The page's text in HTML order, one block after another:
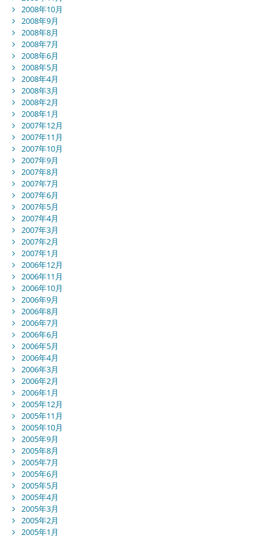
2008年10月
2008年9月
2008年8月
2008年7月
2008年6月
2008年5月
2008年4月
2008年3月
2008年2月
2008年1月
2007年12月
2007年11月
2007年10月
2007年9月
2007年8月
2007年7月
2007年6月
2007年5月
2007年4月
2007年3月
2007年2月
2007年1月
2006年12月
2006年11月
2006年10月
2006年9月
2006年8月
2006年7月
2006年6月
2006年5月
2006年4月
2006年3月
2006年2月
2006年1月
2005年12月
2005年11月
2005年10月
2005年9月
2005年8月
2005年7月
2005年6月
2005年5月
2005年4月
2005年3月
2005年2月
2005年1月